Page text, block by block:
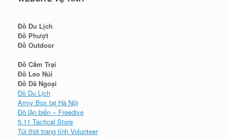
Đồ Du Lịch
Đồ Phượt
Đồ Outdoor
Đồ Cắm Trại
Đồ Leo Núi
Đồ Dã Ngoại
Đồ Du Lịch
Army Box tại Hà Nội
Đồ lặn biển – Freedive
5.11 Tactical Store
Túi thời trang lính Volunteer